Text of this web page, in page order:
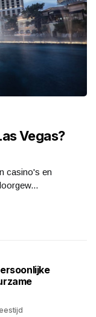
Vegas?
casino's en